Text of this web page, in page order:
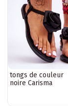
tongs de couleur
noire Carisma